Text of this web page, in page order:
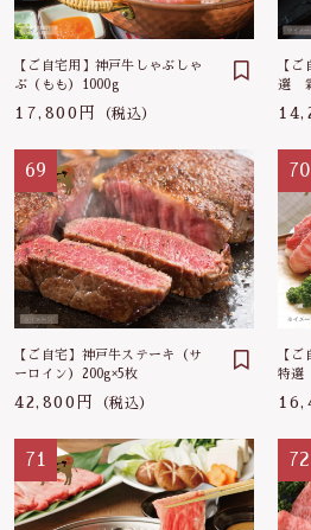
【ご自宅用】神戸牛しゃぶしゃ
ぶ（もも）1000g
17,800円 （税込）
【
選
69
【ご自宅】神戸牛ステーキ（サ
ーロイン）200g×5枚
42,800円 （税込）
70
【
特選
71 72